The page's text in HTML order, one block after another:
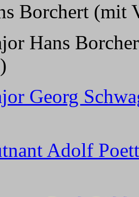
Borchert (mit
Hans
Georg
Adolf